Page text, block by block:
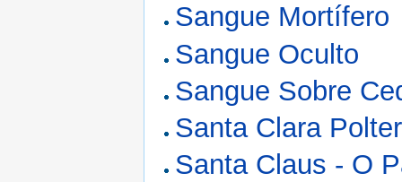
Sangue Mortífero
Sangue Oculto
Sangue Sobre
Santa Clara
Santa Claus - O